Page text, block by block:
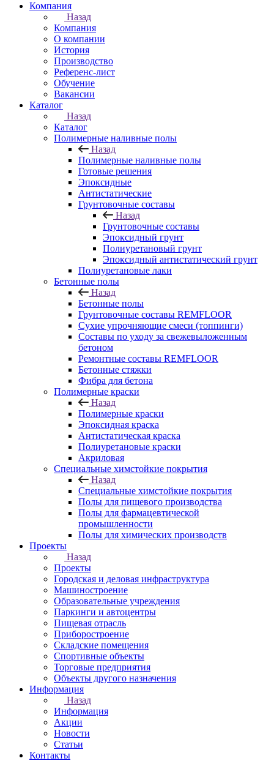
Компания
Назад
Компания
О компании
История
Производство
Референс-лист
Обучение
Вакансии
Каталог
Назад
Каталог
Полимерные наливные полы
Назад
Полимерные наливные полы
Готовые решения
Эпоксидные
Антистатические
Грунтовочные составы
Назад
Грунтовочные составы
Эпоксидный грунт
Полиуретановый грунт
Эпоксидный антистатический грунт
Полиуретановые лаки
Бетонные полы
Назад
Бетонные полы
Грунтовочные составы REMFLOOR
Сухие упрочняющие смеси (топпинги)
Составы по уходу за свежевыложенным
бетоном
Ремонтные составы REMFLOOR
Бетонные стяжки
Фибра для бетона
Полимерные краски
Назад
Полимерные краски
Эпоксидная краска
Антистатическая краска
Полиуретановые краски
Акриловая
Специальные химстойкие покрытия
Назад
Специальные химстойкие покрытия
Полы для пищевого производства
Полы для фармацевтической
промышленности
Полы для химических производств
Проекты
Назад
Проекты
Городская и деловая инфраструктура
Машиностроение
Образовательные учреждения
Паркинги и автоцентры
Пищевая отрасль
Приборостроение
Складские помещения
Спортивные объекты
Торговые предприятия
Объекты другого назначения
Информация
Назад
Информация
Акции
Новости
Статьи
Контакты